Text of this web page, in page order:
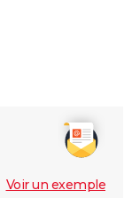
Voir un exemple